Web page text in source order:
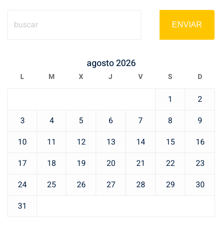
ENVIAR
agosto 2026
L M X J V S D
1
2
3
4 5 6 7 8
9
10
11 12 13 14 15
16
17
18 19 20 21 22
23
24
25 26 27 28 29
30
31